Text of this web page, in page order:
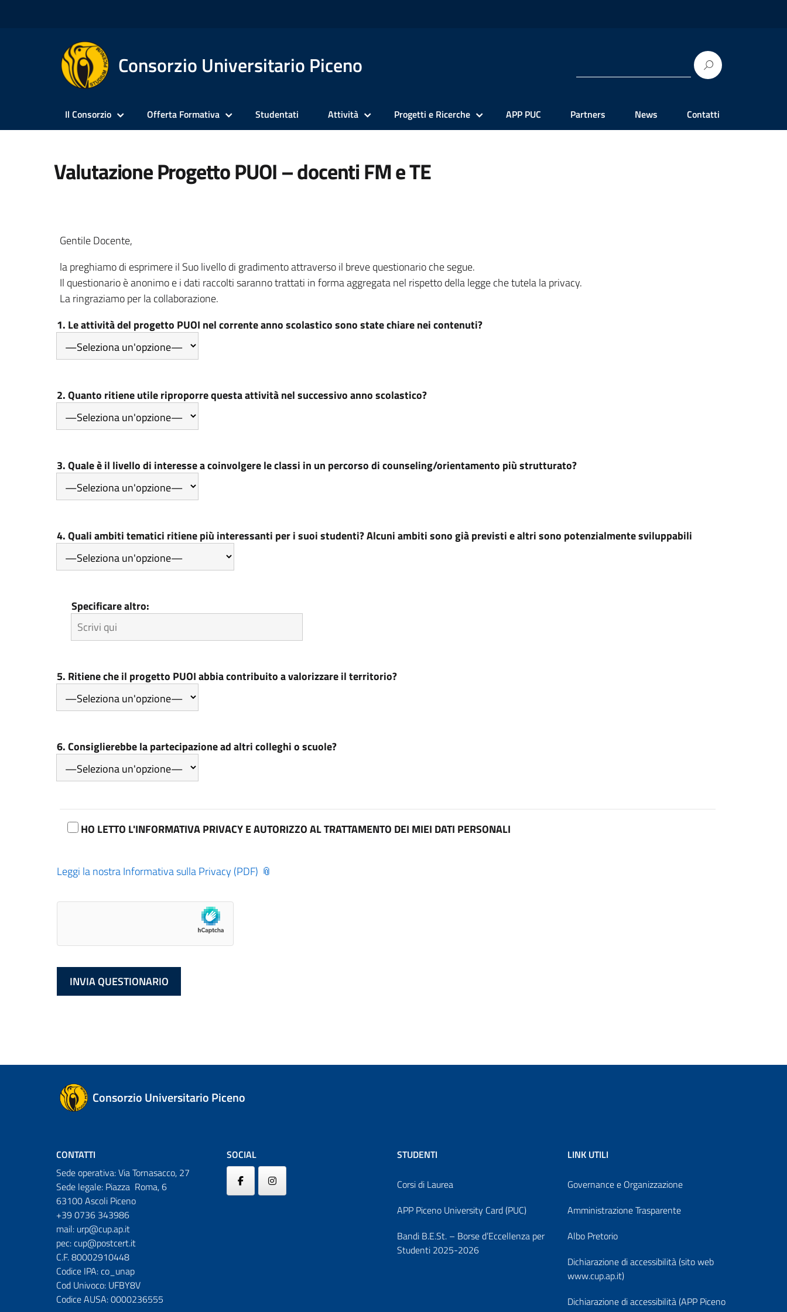
Consorzio Universitario Piceno
Il Consorzio Offerta Formativa Studentati Attività Progetti e Ricerche APP PUC Partners News Contatti
Valutazione Progetto PUOI – docenti FM e TE
Gentile Docente,
la preghiamo di esprimere il Suo livello di gradimento attraverso il breve questionario che segue.
Il questionario è anonimo e i dati raccolti saranno trattati in forma aggregata nel rispetto della legge che tutela la privacy.
La ringraziamo per la collaborazione.
1. Le attività del progetto PUOI nel corrente anno scolastico sono state chiare nei contenuti?
2. Quanto ritiene utile riproporre questa attività nel successivo anno scolastico?
3. Quale è il livello di interesse a coinvolgere le classi in un percorso di counseling/orientamento più strutturato?
4. Quali ambiti tematici ritiene più interessanti per i suoi studenti? Alcuni ambiti sono già previsti e altri sono potenzialmente sviluppabili
Specificare altro:
5. Ritiene che il progetto PUOI abbia contribuito a valorizzare il territorio?
6. Consiglierebbe la partecipazione ad altri colleghi o scuole?
HO LETTO L'INFORMATIVA PRIVACY E AUTORIZZO AL TRATTAMENTO DEI MIEI DATI PERSONALI
Leggi la nostra Informativa sulla Privacy (PDF)
Consorzio Universitario Piceno
CONTATTI
Sede operativa: Via Tornasacco, 27
Sede legale: Piazza Roma, 6
63100 Ascoli Piceno
+39 0736 343986
mail: urp@cup.ap.it
pec:cup@postcert.it
C.F. 80002910448
Codice IPA: co_unap
Cod Univoco: UFBY8V
Codice AUSA: 0000236555
SOCIAL STUDENTI
Corsi di Laurea
APP Piceno University Card (PUC)
Bandi B.E.St. – Borse d’Eccellenza per
Studenti 2025-2026
LINK UTILI
Governance e Organizzazione
Amministrazione Trasparente
Albo Pretorio
Dichiarazione di accessibilità (sito web
www.cup.ap.it)
Dichiarazione di accessibilità (APP Piceno